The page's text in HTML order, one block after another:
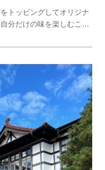
トッピングしてオリジナ
分だけの味を楽しむこと